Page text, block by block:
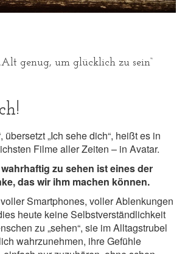
genug, um glücklich zu sein“
übersetzt „Ich sehe dich“, heißt es in
Filme aller Zeiten – in Avatar.
zu sehen ist eines der
das wir ihm machen können.
Smartphones, voller Ablenkungen
heute keine Selbstverständlichkeit
zu „sehen“, sie im Alltagstrubel
wahrzunehmen, ihre Gefühle